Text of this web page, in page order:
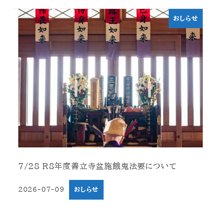
おしらせ
7/28 R8年度善立寺盆施餓鬼法要について
2026-07-09 おしらせ